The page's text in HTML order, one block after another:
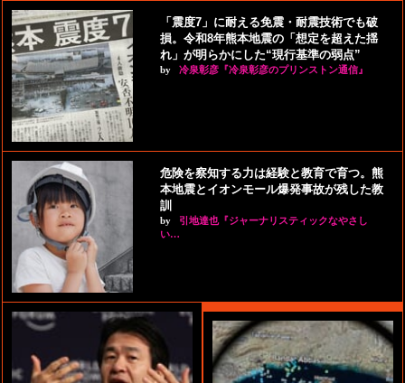
「震度7」に耐える免震・耐震技術でも破
損。令和8年熊本地震の「想定を超えた揺
れ」が明らかにした“現行基準の弱点”
by 冷泉彰彦『冷泉彰彦のプリンストン通信』
危険を察知する力は経験と教育で育つ。熊
本地震とイオンモール爆発事故が残した教
訓
by
引地達也『ジャーナリスティックなやさし
い…